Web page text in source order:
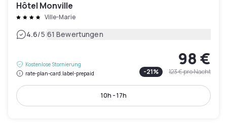
Hôtel Monville
Ville-Marie
4.6/5|61 Bewertungen
Kostenlose Stornierung
rate-plan-card.label-prepaid
98 €
-21% 123 €pro Nacht
10h - 17h